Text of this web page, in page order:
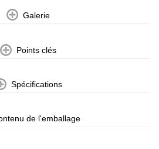
Galerie
Points clés
Spécifications
de l'emballage